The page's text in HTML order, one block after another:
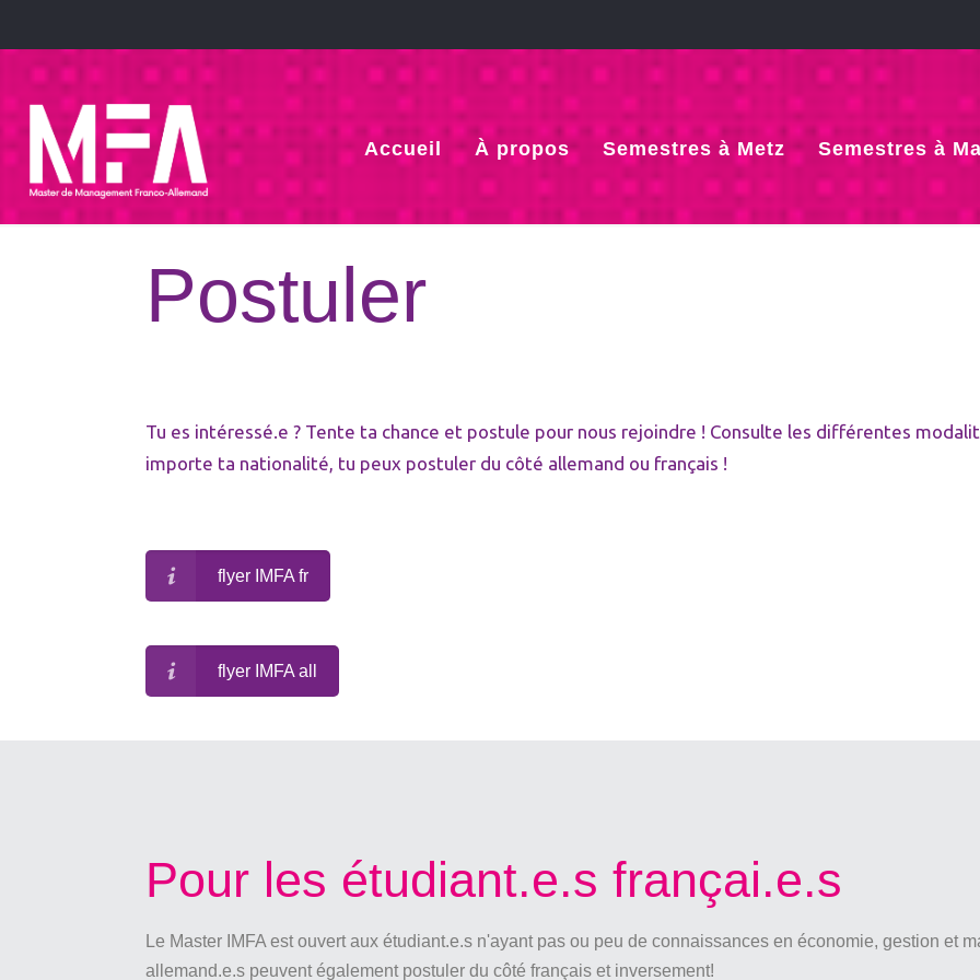
Accueil À propos Semestres à Metz Semestres à
Postuler
Tu es intéressé.e ? Tente ta chance et postule pour nous rejoindre ! Consulte les différentes
importe ta nationalité, tu peux postuler du côté allemand ou français !
flyer IMFA fr
flyer IMFA all
Pour les étudiant.e.s françai.e.s
Le Master IMFA est ouvert aux étudiant.e.s n'ayant pas ou peu de connaissances en économie, gestion et
allemand.e.s peuvent également postuler du côté français et inversement!